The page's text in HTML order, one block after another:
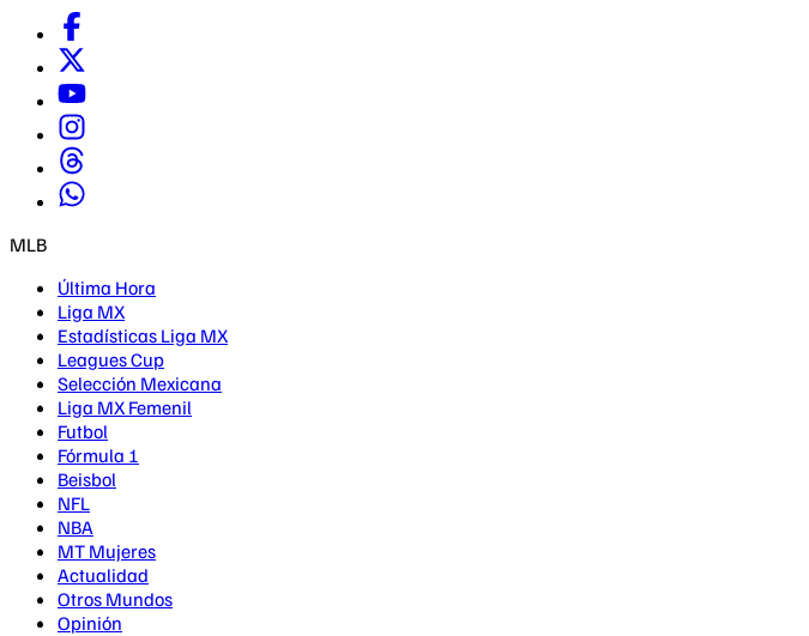
MLB
Última Hora
Liga MX
Estadísticas Liga MX
Leagues Cup
Selección Mexicana
Liga MX Femenil
Futbol
Fórmula 1
Beisbol
NFL
NBA
MT Mujeres
Actualidad
Otros Mundos
Opinión